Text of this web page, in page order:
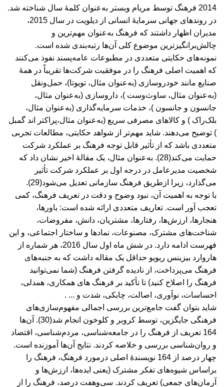
2014 فرهنگ توسط مریام وبستر به‌عنوان کلمۀ سال شناخته شد.
در روندهای جهانی سرمایۀ انسانی از دیلویت در سال 2015،
مدیران اظهار داشتند که فرهنگ به‌عنوان مهم‌ترین و
چالش‌برانگیزترین موضوع کلی آن‌ها رتبه‌بندی شده است.
نمونه‌های حکایتی متعددی در مطبوعات عامه‌پسند نفوذ می‌کنند
که اهمیت اصلی فرهنگ را در موفقیت شرکت‌ها تقریباً در همۀ
صنایع مانند خودروسازی (به‌عنوان مثال، تویوتا)، حمل‌و‌نقل
(به‌عنوان مثال، ساوث‌وست )، داروسازی (به‌عنوان مثال،
جانسون و جانسون )، خدمات سرمایه‌گذاری (به‌عنوان مثال،
بلک‌راک ) و کالاهای مصرفی سریع (به‌عنوان مثال،پراکتر اند گمبل
) توضیح می‌دهند. شاید مهم‌تر از شواهد حکایتی، مطالعات تجربی
متعددی باشد که از تأثیر قابل توجه فرهنگ بر عملکرد شرکت
حمایت می‌کند(28). به‌عنوان مثال، یک مقالۀ اخیر نشان داد که
شخصیت مدیرعامل در درجه اول بر عملکرد شرکت تأثیر
می‌گذارد، زیرا از‌طریق فرهنگ سازمانی تعدیل می‌شود(29).
با توجه به اهمیت آن، نبود وضوح و دقت در تعریف فرهنگ، کمی
تعجب آور است. تعاریف متعددی ارائه شده است: باورها،
هنجارها، ارزش‌ها، رفتارها، مشتریان، دانش، مفروضات،
شناخت‌های مشترک، مصنوعات، نمادها و ساختار اجتماعی، و این
فهرست ادامه دارد. در شش ماه اول سال 2016، هر شماره از
هاروارد بیزینس ریویو حداقل یک مقاله داشت که به جنبه‌های
فرهنگ می‌پرداخت، از نادیده گرفتن فرهنگ (شما نمی‌توانید
فرهنگ را اصلاح کنید) تا تأکید بر فرهنگ های همکاری، همدلی،
احساسات، نوآوری، اصالت، چابکی، شدت و ... .
شاید بتوان گفت جامع‌ترین بررسی اجمالی مفهوم‌سازی‌های
فرهنگی جایگزین، توسط کروبر و کلوخون انجام شد(30). آن‌ها
164 تعریف از فرهنگ را در جامعه‌شناسی، مردم‌شناسی، اقتصاد
و روان‌شناسی بررسی و خلاصه کردند. نتایج آن‌ها آموزنده است.
چهار درصد از 164 نویسندۀ اصلی درمورد فرهنگ، فرهنگ را
براساس شیوه‌های تفکر مشترک (یعنی ایده‌ها، ارزش‌ها و
آرمان‌های جمعی) تعریف کردند. سی‌و‌هفت درصد، فرهنگ را از